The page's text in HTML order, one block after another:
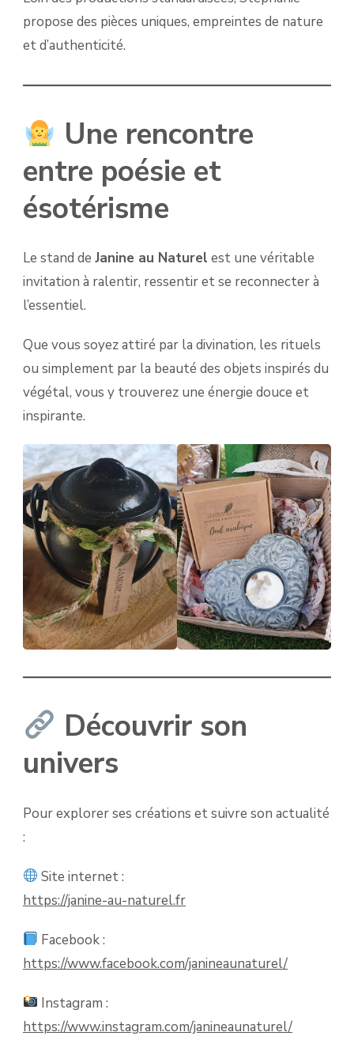
propose des pièces uniques, empreintes de nature
et d’authenticité.
Une rencontre
entre poésie et
ésotérisme
Le stand de Janine au Naturel est une véritable
invitation à ralentir, ressentir et se reconnecter à
l’essentiel.
Que vous soyez attiré par la divination, les rituels
ou simplement par la beauté des objets inspirés du
végétal, vous y trouverez une énergie douce et
inspirante.
Découvrir son
univers
Pour explorer ses créations et suivre son actualité
:
Site internet :
https://janine-au-naturel.fr
Facebook :
https://www.facebook.com/janineaunaturel/
Instagram :
https://www.instagram.com/janineaunaturel/